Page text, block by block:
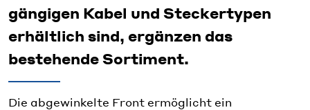
gängigen Kabel und Steckertypen
erhältlich sind, ergänzen das
bestehende Sortiment.
Die abgewinkelte Front ermöglicht ein